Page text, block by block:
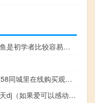
观赏鱼铅笔：铅笔鱼是初学者比较容易饲养的观赏鱼
58同城观赏鱼（在58同城里在线购买观赏鱼靠谱吗？）
如果爱可以感动上天dj（如果爱可以感动上天）